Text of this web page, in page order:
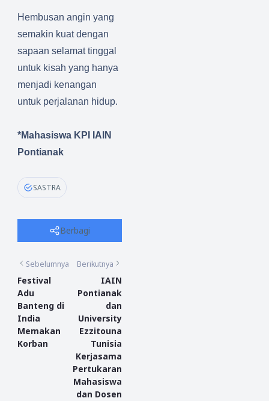
Hembusan angin yang
semakin kuat dengan
sapaan selamat tinggal
untuk kisah yang hanya
menjadi kenangan
untuk perjalanan hidup.
*Mahasiswa KPI IAIN
Pontianak
SASTRA
Berbagi
Sebelumnya
Festival
Adu
Banteng di
India
Memakan
Korban
Berikutnya
IAIN
Pontianak
dan
University
Ezzitouna
Tunisia
Kerjasama
Pertukaran
Mahasiswa
dan Dosen